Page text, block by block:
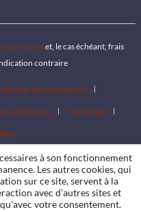
frais de portet, le cas échéant, frais
contraire
de revendeurs
catalogues
Contactez
à son fonctionnement
Les autres cookies, qui
sur ce site, servent à la
avec d'autres sites et
votre consentement.